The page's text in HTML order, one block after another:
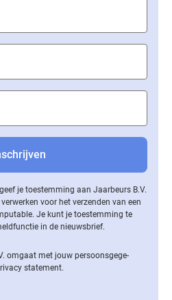
je toestemming aan Jaarbeurs B.V.
voor het verzenden van een
Je kunt je toestemming te
in de nieuwsbrief.
omgaat met jouw per­soons­ge­ge­
statement.